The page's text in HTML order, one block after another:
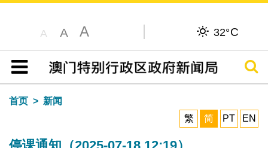
A A A 32°C
目录
搜寻
首页
新闻
繁
简 PT EN